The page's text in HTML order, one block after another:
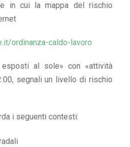
in cui la mappa del rischio
ordinanza-caldo-lavoro
al sole» con «attività
segnali un livello di rischio
i seguenti contesti: